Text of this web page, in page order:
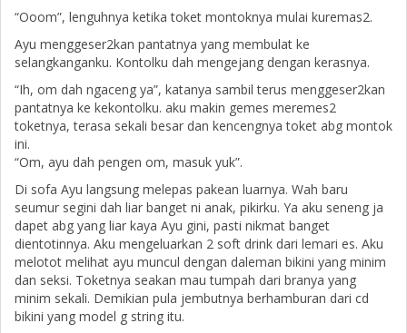
“Ooom”, lenguhnya ketika toket montoknya mulai kuremas2.
Ayu menggeser2kan pantatnya yang membulat ke
selangkanganku. Kontolku dah mengejang dengan kerasnya.
“Ih, om dah ngaceng ya”, katanya sambil terus menggeser2kan
pantatnya ke kekontolku. aku makin gemes meremes2
toketnya, terasa sekali besar dan kencengnya toket abg montok
ini.
“Om, ayu dah pengen om, masuk yuk”.
Di sofa Ayu langsung melepas pakean luarnya. Wah baru
seumur segini dah liar banget ni anak, pikirku. Ya aku seneng ja
dapet abg yang liar kaya Ayu gini, pasti nikmat banget
dientotinnya. Aku mengeluarkan 2 soft drink dari lemari es. Aku
melotot melihat ayu muncul dengan daleman bikini yang minim
dan seksi. Toketnya seakan mau tumpah dari branya yang
minim sekali. Demikian pula jembutnya berhamburan dari cd
bikini yang model g string itu.